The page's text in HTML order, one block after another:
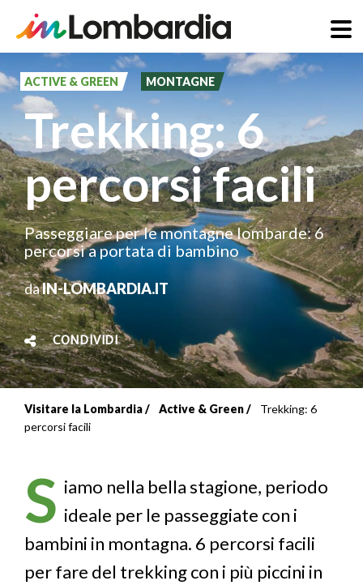
al
contenuto
principale
ACTIVE & GREEN MONTAGNE
Trekking: 6
percorsi facili
Passeggiare per le montagne lombarde: 6
percorsi a portata di bambino
daIN-LOMBARDIA.IT
CONDIVIDI
Briciole
pane
Visitare la Lombardia Active & Green
Trekking: 6
percorsi facili
S iamo nella bella stagione, periodo
ideale per le passeggiate con i
bambini in montagna. 6 percorsi facili
per fare del trekking con i più piccini in